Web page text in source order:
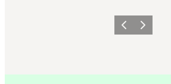
ForrigeNæste